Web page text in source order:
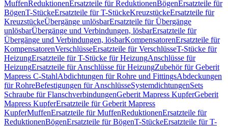
MuffenReduktionenErsatzteile für ReduktionenBögenErsatzteile für
BögenT-StückeErsatzteile für T-StückeKreuzstückeErsatzteile für
KreuzstückeÜbergänge unlösbarErsatzteile für Übergänge
unlösbarÜbergänge und Verbindungen, lösbarErsatzteile für
Übergänge und Verbindungen, lösbarKompensatorenErsatzteile für
KompensatorenVerschlüsseErsatzteile für VerschlüsseT-Stücke für
HeizungErsatzteile für T-Stücke für HeizungAnschlüsse für
HeizungErsatzteile für Anschlüsse für HeizungZubehör für Geberit
Mapress C-StahlAbdichtungen für Rohre und FittingsAbdeckungen
für RohreBefestigungen für AnschlüsseSystemdichtungenSets
Schraube für FlanschverbindungenGeberit Mapress KupferGeberit
Mapress KupferErsatzteile für Geberit Mapress
KupferMuffenErsatzteile für MuffenReduktionenErsatzteile für
ReduktionenBögenErsatzteile für BögenT-StückeErsatzteile für T-